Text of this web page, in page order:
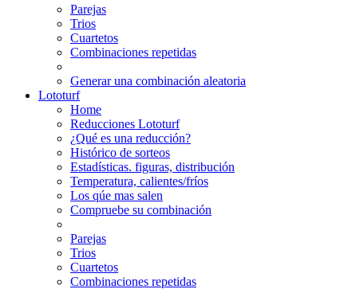
Parejas
Trios
Cuartetos
Combinaciones repetidas
Generar una combinación aleatoria
Lototurf
Home
Reducciones Lototurf
¿Qué es una reducción?
Histórico de sorteos
Estadísticas. figuras, distribución
Temperatura, calientes/fríos
Los qúe mas salen
Compruebe su combinación
Parejas
Trios
Cuartetos
Combinaciones repetidas